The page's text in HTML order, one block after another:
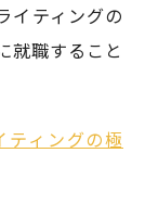
イティングの
就職すること
ティングの極